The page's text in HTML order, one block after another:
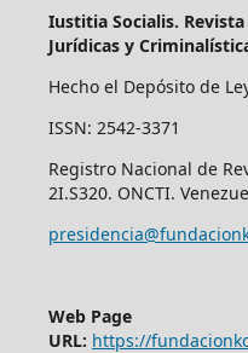
Iustitia Socialis.
Jurídicas y
Hecho el Depósito de
ISSN: 2542-3371
Registro Nacional de
2I.S320. ONCTI.
Web Page
URL: https://